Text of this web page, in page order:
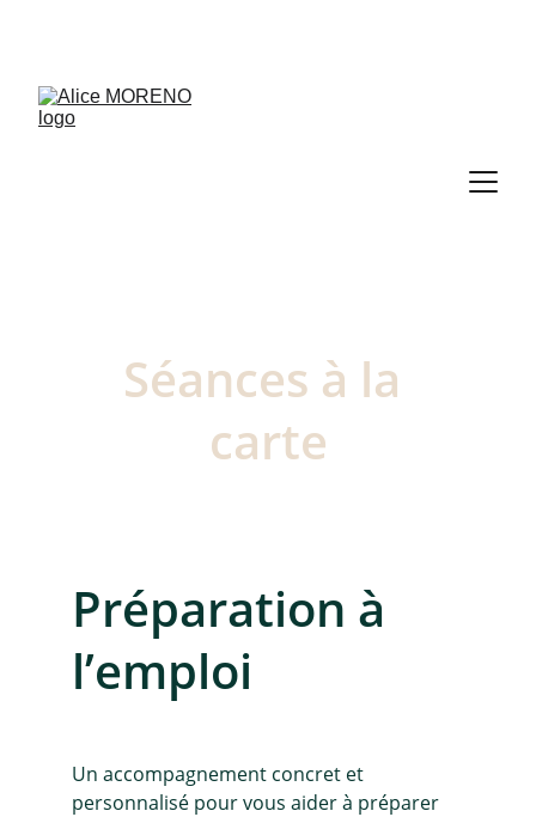
Séances à la
carte
Préparation à
l’emploi
Un accompagnement concret et
personnalisé pour vous aider à préparer